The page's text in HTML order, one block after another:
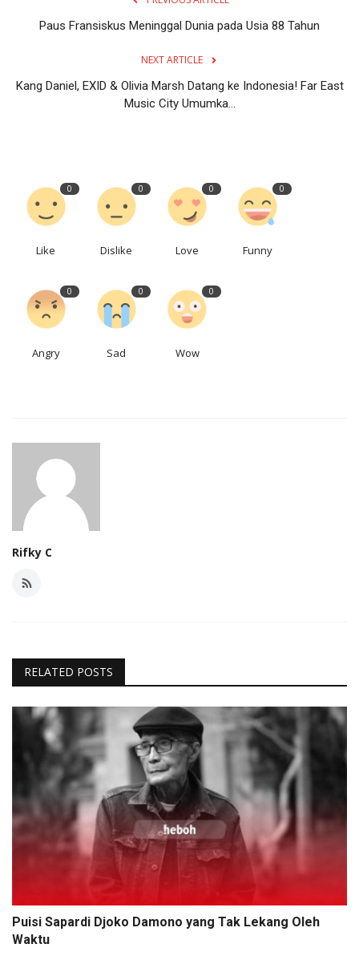
Paus Fransiskus Meninggal Dunia pada Usia 88 Tahun
NEXT ARTICLE
Kang Daniel, EXID & Olivia Marsh Datang ke Indonesia! Far East
Music City Umumka...
0
Like
0
Dislike
0
Love
0
Funny
0
Angry
0
Sad
0
Wow
Rifky C
RELATED POSTS
Puisi Sapardi Djoko Damono yang Tak Lekang Oleh
Waktu